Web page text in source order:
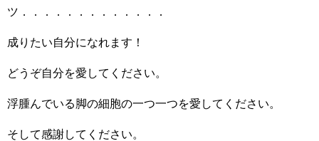
ツ．．．．．．．．．．．．．
成りたい自分になれます！
どうぞ自分を愛してください。
浮腫んでいる脚の細胞の一つ一つを愛してください。
そして感謝してください。